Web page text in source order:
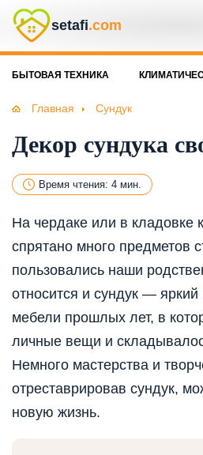
setafi.com
БЫТОВАЯ ТЕХНИКА
Главная Сундук
Декор сундука
Время чтения: 4 мин.
На чердаке или в кладовке
спрятано много предметов
пользовались наши
относится и сундук — яркий
мебели прошлых лет, в
личные вещи и
Немного мастерства и
отреставрировав сундук,
новую жизнь.